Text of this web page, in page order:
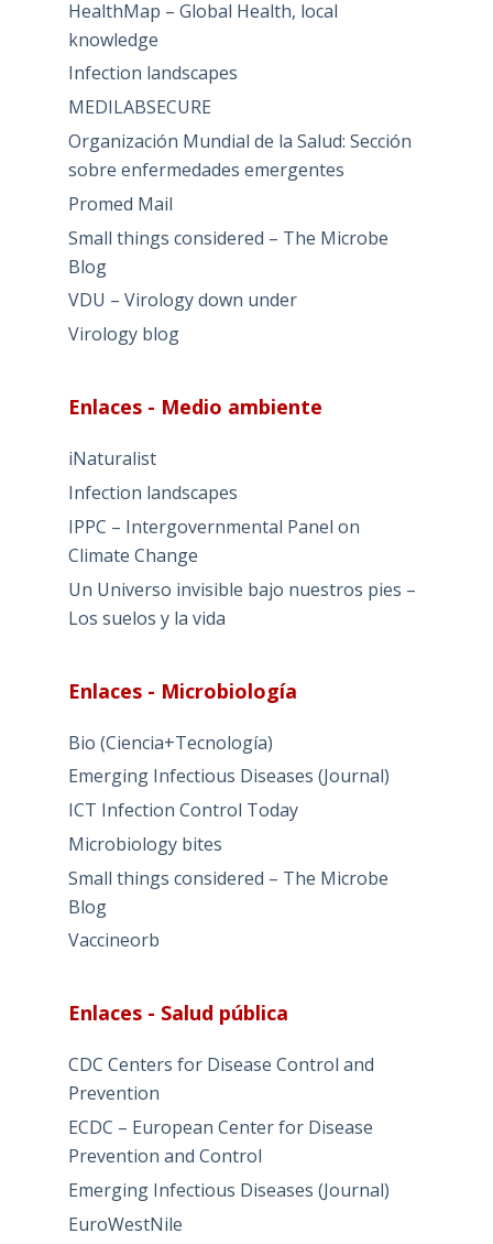
HealthMap – Global Health, local
knowledge
Infection landscapes
MEDILABSECURE
Organización Mundial de la Salud: Sección
sobre enfermedades emergentes
Promed Mail
Small things considered – The Microbe
Blog
VDU – Virology down under
Virology blog
Enlaces - Medio ambiente
iNaturalist
Infection landscapes
IPPC – Intergovernmental Panel on
Climate Change
Un Universo invisible bajo nuestros pies –
Los suelos y la vida
Enlaces - Microbiología
Bio (Ciencia+Tecnología)
Emerging Infectious Diseases (Journal)
ICT Infection Control Today
Microbiology bites
Small things considered – The Microbe
Blog
Vaccineorb
Enlaces - Salud pública
CDC Centers for Disease Control and
Prevention
ECDC – European Center for Disease
Prevention and Control
Emerging Infectious Diseases (Journal)
EuroWestNile